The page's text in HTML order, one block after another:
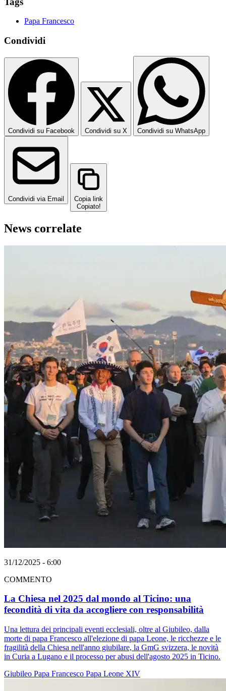
Papa Francesco
Condividi
Condividi su Facebook Condividi su X Condividi su WhatsApp
Condividi via Email
Copia link
Copiato!
News correlate
31/12/2025 - 6:00
COMMENTO
La Chiesa nel 2025 dal mondo al Ticino: una
fecondità di vita da accogliere con responsabilità
Una lettura dei principali eventi ecclesiali, oltre al Giubileo, dalla
morte di papa Francesco all'elezione di papa Leone, le ricchezze e le
fragilità della Chiesa nell'anno giubilare, la GmG svizzera, le novità
in Curia a Lugano e il processo per abusi dell'agosto 2025 in Ticino.
Giubileo Papa Francesco Papa Leone XIV